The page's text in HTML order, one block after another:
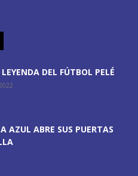
DEL FÚTBOL PELÉ
AZUL ABRE SUS PUERTAS